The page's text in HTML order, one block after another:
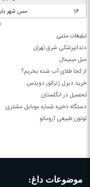
تبلیغات متنی
دندانپزشکی شرق تهران
مبل مینیمال
از کجا طلای آب شده بخریم؟
خرید دیزل ژنراتور دویتس
تحصیل در انگلستان
دستگاه ذخیره شماره موبایل مشتری
توتون طبیعی آروماتو
موضوعات داغ: